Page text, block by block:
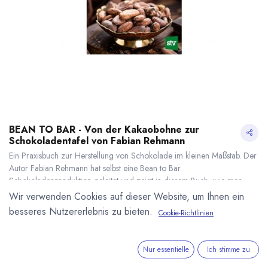
BEAN TO BAR - Von der Kakaobohne zur
Schokoladentafel von Fabian Rehmann
Ein Praxisbuch zur Herstellung von Schokolade im kleinen Maßstab. Der
Autor Fabian Rehmann hat selbst eine Bean to Bar
Schokoladenproduktion geleitet und zeigt in diesem Buch, wie man
privat in der eigenen Küche, oder im kleinen Gewerbetrieb von der
Kakaobohne an Schokolade produzieren kann.
19,90€*
Wir verwenden Cookies auf dieser Website, um Ihnen ein
besseres Nutzererlebnis zu bieten.
Cookie-Richtlinien
Nur essentielle Ich stimme zu